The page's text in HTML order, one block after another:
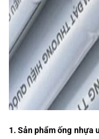
1. Sản phẩm ống nhựa